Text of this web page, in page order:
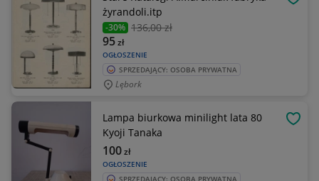
żyrandoli.itp
-30% 136,00 zł
OGŁOSZENIE
95zł
SPRZEDAJĄCY: OSOBA PRYWATNA
Lębork
Lampa biurkowa minilight lata 80
Kyoji Tanaka
OGŁOSZENIE
100zł
SPRZEDAJĄCY: OSOBA PRYWATNA